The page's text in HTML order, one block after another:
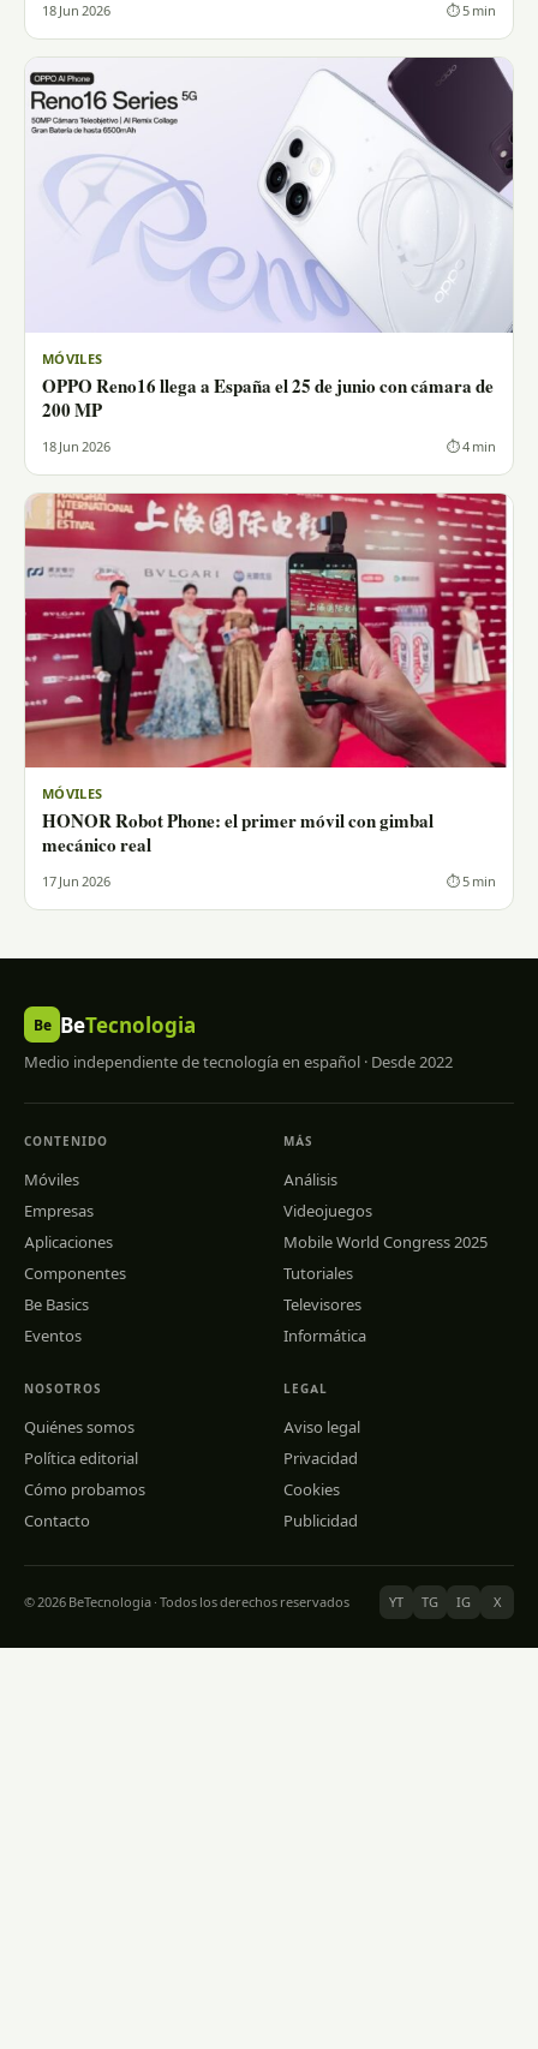
18 Jun 2026 ⏱ 5 min
MÓVILES
OPPO Reno16 llega a España el 25 de junio con cámara de
200 MP
18 Jun 2026 ⏱ 4 min
MÓVILES
HONOR Robot Phone: el primer móvil con gimbal
mecánico real
17 Jun 2026 ⏱ 5 min
Be BeTecnologia
Medio independiente de tecnología en español · Desde 2022
CONTENIDO
Móviles
Empresas
Aplicaciones
Componentes
Be Basics
Eventos
MÁS
Análisis
Videojuegos
Mobile World Congress 2025
Tutoriales
Televisores
Informática
NOSOTROS
Quiénes somos
Política editorial
Cómo probamos
Contacto
LEGAL
Aviso legal
Privacidad
Cookies
Publicidad
© 2026 BeTecnologia · Todos los derechos reservados YT TG IG X